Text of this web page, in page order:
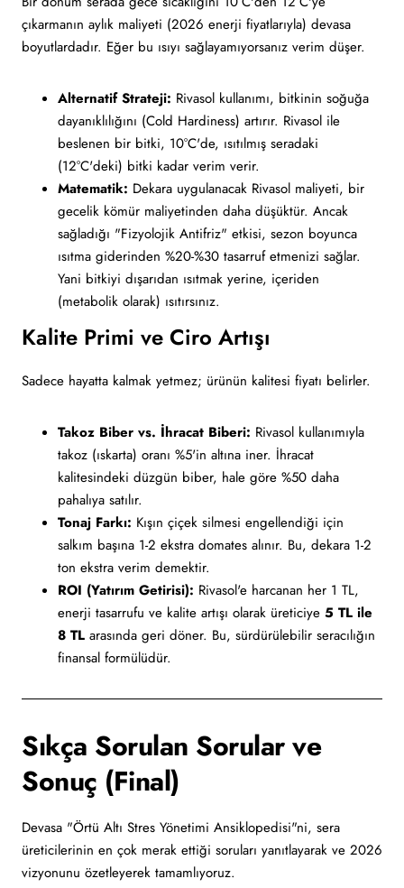
çıkarmanın aylık maliyeti (2026 enerji fiyatlarıyla) devasa
boyutlardadır. Eğer bu ısıyı sağlayamıyorsanız verim düşer.
Alternatif Strateji: Rivasol kullanımı, bitkinin soğuğa
dayanıklılığını (Cold Hardiness) artırır. Rivasol ile
beslenen bir bitki, 10°C'de, ısıtılmış seradaki
(12°C'deki) bitki kadar verim verir.
Matematik: Dekara uygulanacak Rivasol maliyeti, bir
gecelik kömür maliyetinden daha düşüktür. Ancak
sağladığı "Fizyolojik Antifriz" etkisi, sezon boyunca
ısıtma giderinden %20-%30 tasarruf etmenizi sağlar.
Yani bitkiyi dışarıdan ısıtmak yerine, içeriden
(metabolik olarak) ısıtırsınız.
Kalite Primi ve Ciro Artışı
Sadece hayatta kalmak yetmez; ürünün kalitesi fiyatı belirler.
Takoz Biber vs. İhracat Biberi: Rivasol kullanımıyla
takoz (ıskarta) oranı %5'in altına iner. İhracat
kalitesindeki düzgün biber, hale göre %50 daha
pahalıya satılır.
Tonaj Farkı: Kışın çiçek silmesi engellendiği için
salkım başına 1-2 ekstra domates alınır. Bu, dekara 1-2
ton ekstra verim demektir.
ROI (Yatırım Getirisi): Rivasol'e harcanan her 1 TL,
enerji tasarrufu ve kalite artışı olarak üreticiye 5 TL ile
8 TL arasında geri döner. Bu, sürdürülebilir seracılığın
finansal formülüdür.
Sıkça Sorulan Sorular ve
Sonuç (Final)
Devasa "Örtü Altı Stres Yönetimi Ansiklopedisi"ni, sera
üreticilerinin en çok merak ettiği soruları yanıtlayarak ve 2026
vizyonunu özetleyerek tamamlıyoruz.